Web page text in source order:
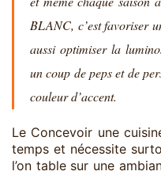
BLANC, c’est favoriser
aussi optimiser la
un coup de peps et de
couleur d’accent.
Le Concevoir une
temps et nécessite
l’on table sur une